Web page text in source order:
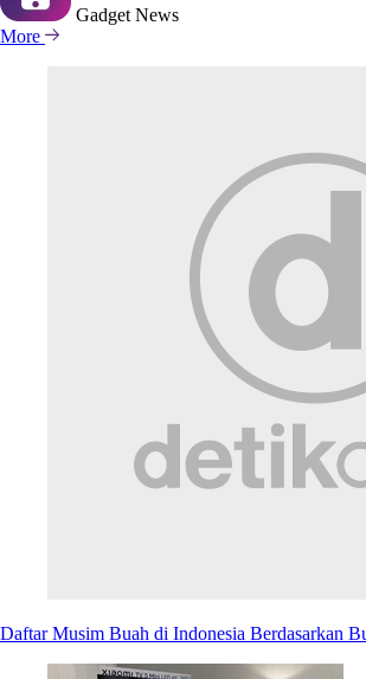
Gadget News
More
Daftar Musim Buah di Indonesia Berdasarkan